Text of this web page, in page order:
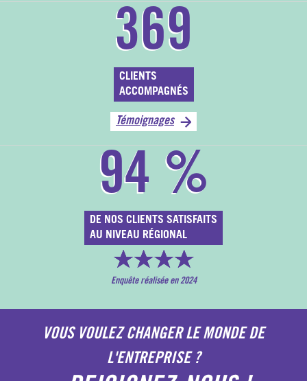
369
CLIENTS
ACCOMPAGNÉS
Témoignages
94 %
DE NOS CLIENTS SATISFAITS
AU NIVEAU RÉGIONAL
Enquête réalisée en 2024
VOUS VOULEZ CHANGER LE MONDE DE
L'ENTREPRISE ?